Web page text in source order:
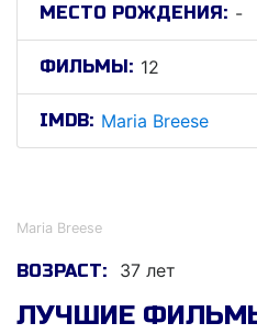
МЕСТО РОЖДЕНИЯ: -
ФИЛЬМЫ: 12
IMDB: Maria Breese
Maria Breese
ВОЗРАСТ: 37 лет
ЛУЧШИЕ